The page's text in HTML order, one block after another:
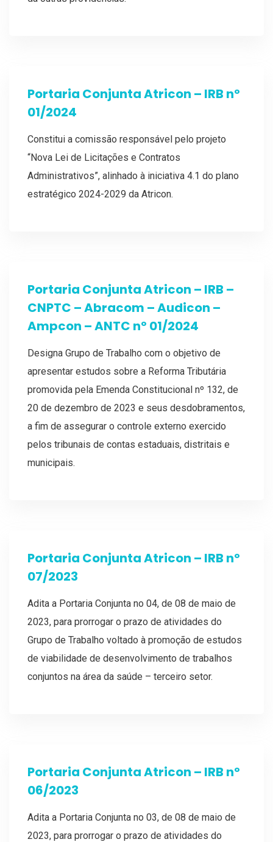
Portaria Conjunta Atricon – IRB nº
01/2024
Constitui a comissão responsável pelo projeto
“Nova Lei de Licitações e Contratos
Administrativos”, alinhado à iniciativa 4.1 do plano
estratégico 2024-2029 da Atricon.
Portaria Conjunta Atricon – IRB –
CNPTC – Abracom – Audicon –
Ampcon – ANTC nº 01/2024
Designa Grupo de Trabalho com o objetivo de
apresentar estudos sobre a Reforma Tributária
promovida pela Emenda Constitucional nº 132, de
20 de dezembro de 2023 e seus desdobramentos,
a fim de assegurar o controle externo exercido
pelos tribunais de contas estaduais, distritais e
municipais.
Portaria Conjunta Atricon – IRB nº
07/2023
Adita a Portaria Conjunta no 04, de 08 de maio de
2023, para prorrogar o prazo de atividades do
Grupo de Trabalho voltado à promoção de estudos
de viabilidade de desenvolvimento de trabalhos
conjuntos na área da saúde – terceiro setor.
Portaria Conjunta Atricon – IRB nº
06/2023
Adita a Portaria Conjunta no 03, de 08 de maio de
2023, para prorrogar o prazo de atividades do